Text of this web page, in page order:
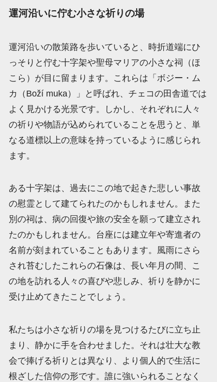
運河沿いに佇む小さな祈りの場
運河沿いの散策路を歩いていると、時折道端にひ
っそりと佇む十字架や聖母マリアの小さな祠（ほ
こら）が目に留まります。これらは「ボジー・ム
カ（Boží muka）」と呼ばれ、チェコの田舎道では
よく見かける光景です。しかし、それぞれに人々
の祈りや物語が込められていることを思うと、単
なる道標以上の意味を持っているように感じられ
ます。
ある十字架は、過去にこの地で起きた悲しい事故
の慰霊として建てられたのかもしれません。また
別の祠は、病の回復や旅の安全を願って建立され
たのかもしれません。台座には建立年や寄進者の
名前が刻まれていることもあります。風雨にさら
され苔むしたこれらの石像は、長い年月の間、こ
の地を訪れる人々の喜びや悲しみ、祈りを静かに
受け止めてきたことでしょう。
私たちは小さな祈りの場を見つけるたびに立ち止
まり、静かに手を合わせました。それは壮大な教
会で捧げる祈りとは異なり、より個人的で生活に
根ざした信仰の形です。誰に強いられることなく